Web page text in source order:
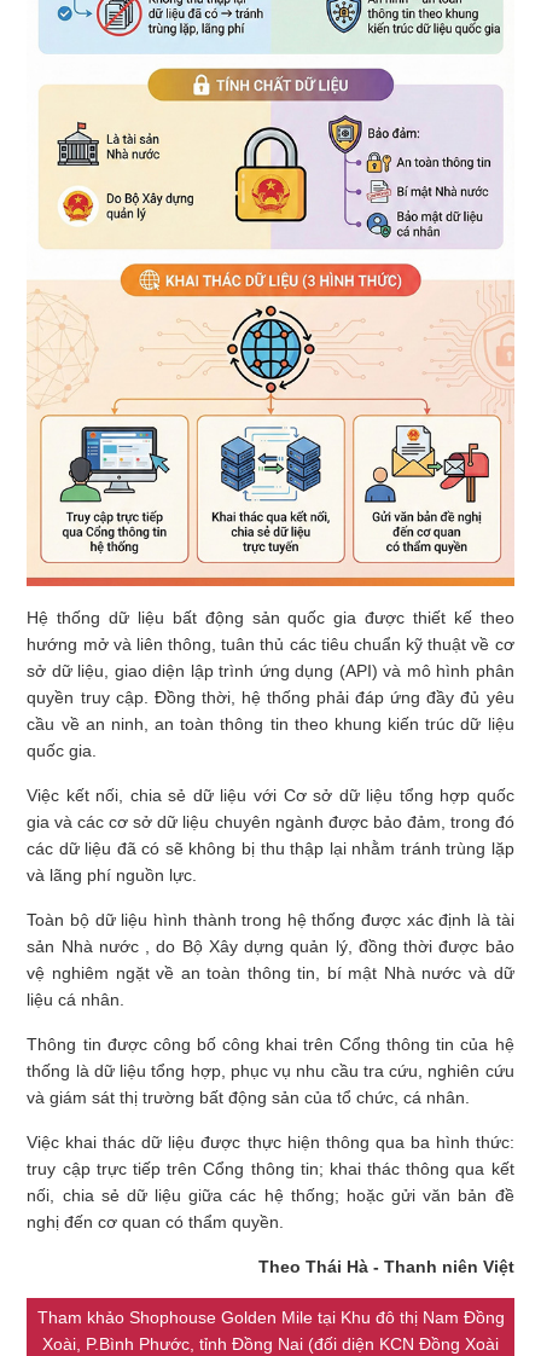
Hệ thống dữ liệu bất động sản quốc gia được thiết kế theo
hướng mở và liên thông, tuân thủ các tiêu chuẩn kỹ thuật về cơ
sở dữ liệu, giao diện lập trình ứng dụng (API) và mô hình phân
quyền truy cập. Đồng thời, hệ thống phải đáp ứng đầy đủ yêu
cầu về an ninh, an toàn thông tin theo khung kiến trúc dữ liệu
quốc gia.
Việc kết nối, chia sẻ dữ liệu với Cơ sở dữ liệu tổng hợp quốc
gia và các cơ sở dữ liệu chuyên ngành được bảo đảm, trong đó
các dữ liệu đã có sẽ không bị thu thập lại nhằm tránh trùng lặp
và lãng phí nguồn lực.
Toàn bộ dữ liệu hình thành trong hệ thống được xác định là tài
sản Nhà nước , do Bộ Xây dựng quản lý, đồng thời được bảo
vệ nghiêm ngặt về an toàn thông tin, bí mật Nhà nước và dữ
liệu cá nhân.
Thông tin được công bố công khai trên Cổng thông tin của hệ
thống là dữ liệu tổng hợp, phục vụ nhu cầu tra cứu, nghiên cứu
và giám sát thị trường bất động sản của tổ chức, cá nhân.
Việc khai thác dữ liệu được thực hiện thông qua ba hình thức:
truy cập trực tiếp trên Cổng thông tin; khai thác thông qua kết
nối, chia sẻ dữ liệu giữa các hệ thống; hoặc gửi văn bản đề
nghị đến cơ quan có thẩm quyền.
Theo Thái Hà - Thanh niên Việt
Tham khảo Shophouse Golden Mile tại Khu đô thị Nam Đồng
Xoài, P.Bình Phước, tỉnh Đồng Nai (đối diện KCN Đồng Xoài